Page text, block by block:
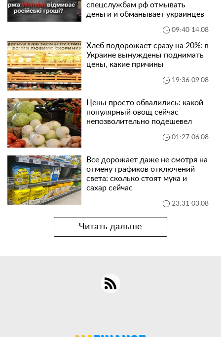
спецслужбам рф отмывать
деньги и обманывает украинцев
09:40 14.08
Хлеб подорожает сразу на 20%: в
Украине вынуждены поднимать
цены, какие причины
19:36 09.08
Цены просто обвалились: какой
популярный овощ сейчас
непозволительно подешевел
01:27 06.08
Все дорожает даже не смотря на
отмену графиков отключений
света: сколько стоят мука и
сахар сейчас
23:31 03.08
Читать дальше